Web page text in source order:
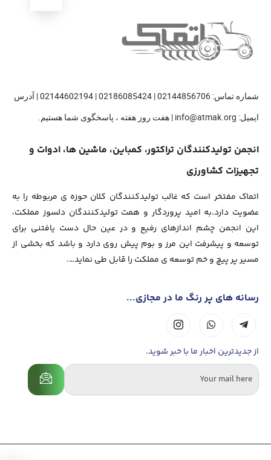
شماره تماس: 02144856706 | 02186085424 | 02144602194 | آدرس
ایمیل: info@atmak.org | هفت روز هفته ، پاسخگوی شما هستیم.
انجمن تولیدکنندگان تراکتور، کمباین، ماشین ها، ادوات و
تجهیزات کشاورزی
اتماک مفتخر است که غالب تولیدکنندگان کلان حوزه ی مربوطه را به
عضویت دارد.به امید پروردگار و همت تولیدکنندگان دلسوز مملکت،
این انجمن چشم اندازهای رفیع و در عین حال دست یافتنی برای
توسعه و پیشرفت این مرز و بوم پیش روی دارد و باشد که بخشی از
مسیر پر پیچ و خم توسعه ی مملکت را قابل طی نماید….
رسانه های پر رنگ ما در مجازی...
از جدیدترین اخبار ما با خبر شوید.